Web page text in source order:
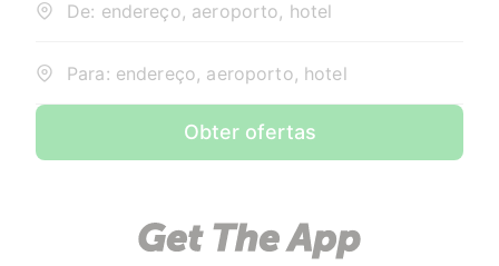
De: endereço, aeroporto, hotel
Para: endereço, aeroporto, hotel
Obter ofertas